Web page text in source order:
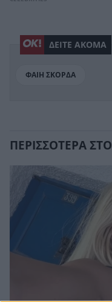
ΔΕΙΤΕ ΑΚΟΜΑ
ΦΑΙΗ ΣΚΟΡΔΑ
ΠΕΡΙΣΣΟΤΕΡΑ ΣΤΟ